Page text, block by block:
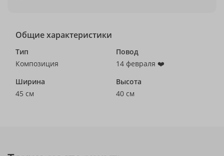
Общие характеристики
Тип
Композиция
Повод
14 февраля ❤️
Ширина
45 см
Высота
40 см